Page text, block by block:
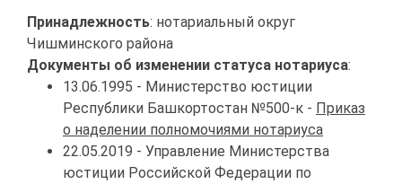
Принадлежность: нотариальный округ
Чишминского района
Документы об изменении статуса нотариуса:
13.06.1995 - Министерство юстиции
Республики Башкортостан №500-к - Приказ
о наделении полномочиями нотариуса
22.05.2019 - Управление Министерства
юстиции Российской Федерации по